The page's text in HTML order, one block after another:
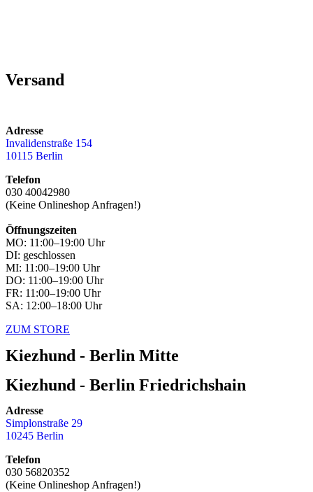
Versand
Adresse
Invalidenstraße 154
10115 Berlin
Telefon
030 40042980
(Keine Onlineshop Anfragen!)
Öffnungszeiten
MO: 11:00–19:00 Uhr
DI: geschlossen
MI: 11:00–19:00 Uhr
DO: 11:00–19:00 Uhr
FR: 11:00–19:00 Uhr
SA: 12:00–18:00 Uhr
ZUM STORE
Kiezhund - Berlin Mitte
Kiezhund - Berlin Friedrichshain
Adresse
Simplonstraße 29
10245 Berlin
Telefon
030 56820352
(Keine Onlineshop Anfragen!)